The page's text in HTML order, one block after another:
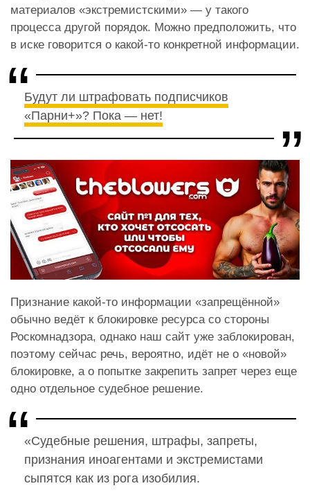
материалов «экстремистскими» — у такого
процесса другой порядок. Можно предположить, что
в иске говорится о какой-то конкретной информации.
Будут ли штрафовать подписчиков
«Парни+»? Пока — нет!
Признание какой-то информации «запрещённой»
обычно ведёт к блокировке ресурса со стороны
Роскомнадзора, однако наш сайт уже заблокирован,
поэтому сейчас речь, вероятно, идёт не о «новой»
блокировке, а о попытке закрепить запрет через еще
одно отдельное судебное решение.
«Судебные решения, штрафы, запреты,
признания иноагентами и экстремистами
сыпятся как из рога изобилия.